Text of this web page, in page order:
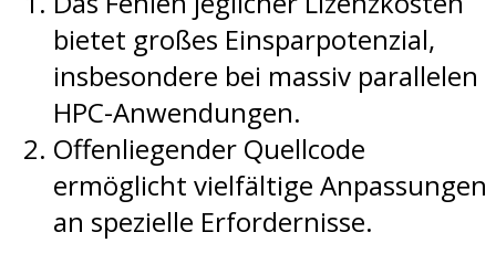
bietet großes Einsparpotenzial,
insbesondere bei massiv parallelen
HPC-Anwendungen.
Offenliegender Quellcode
ermöglicht vielfältige Anpassungen
an spezielle Erfordernisse.